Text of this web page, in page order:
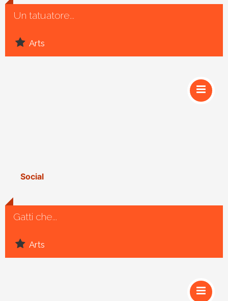
Un tatuatore...
Arts
Gatti che...
Arts
Social